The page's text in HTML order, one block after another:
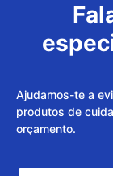
Ajudamos-te a
produtos de
orçamento.